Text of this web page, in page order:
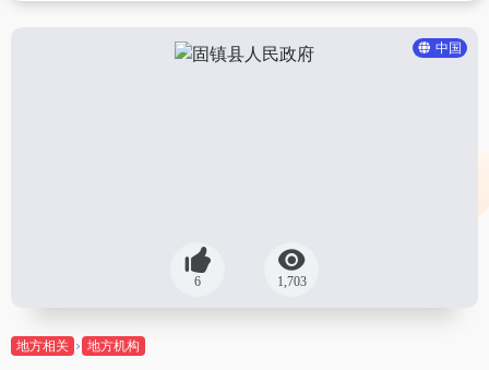
中国
6 1,703
地方相关 地方机构